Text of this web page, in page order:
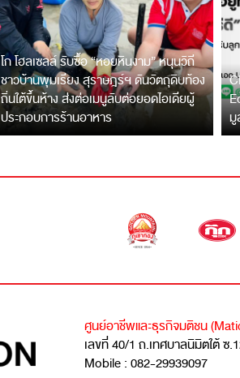
โก โฮลเซลล์ รับซื้อ “หอยหินงาม” หนุนวิถี
ชาวบ้านพุมเรียง สุราษฎร์ฯ ดันวัตถุดิบท้อง
ถิ่นใต้ขึ้นห้าง ส่งต่อเมนูลับต่อยอดไอเดียผู้
ประกอบการร้านอาหาร
มู
ศูนย์อาชีพและธุรกิจมติชน
เลขที่ 40/1 ถ.เทศบาลนิมิตใต้ ซ
Mobile : 082-29939097